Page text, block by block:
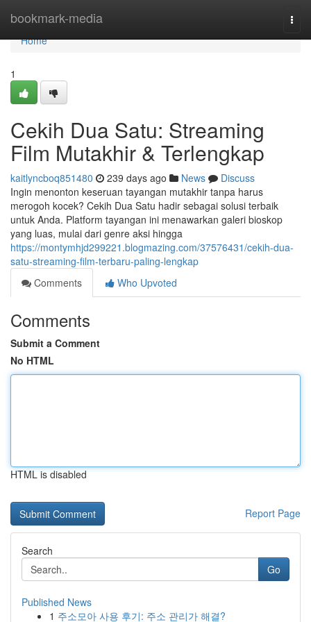
bookmark-media
Home
Home
1
Cekih Dua Satu: Streaming
Film Mutakhir & Terlengkap
kaitlyncboq851480 239 days ago News
Discuss
Ingin menonton keseruan tayangan mutakhir tanpa harus
merogoh kocek? Cekih Dua Satu hadir sebagai solusi terbaik
untuk Anda. Platform tayangan ini menawarkan galeri bioskop
yang luas, mulai dari genre aksi hingga
https://montymhjd299221.blogmazing.com/37576431/cekih-dua-
satu-streaming-film-terbaru-paling-lengkap
Comments
Who Upvoted
Comments
Submit a Comment
No HTML
HTML is disabled
Report Page
Search
Go
Published News
1 주소모아 사용 후기: 주소 관리가 해결?